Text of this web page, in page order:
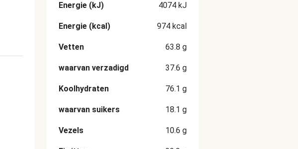
Energie (kJ) 4074 kJ
Energie (kcal) 974 kcal
Vetten 63.8 g
waarvan verzadigd 37.6 g
Koolhydraten 76.1 g
waarvan suikers 18.1 g
Vezels 10.6 g